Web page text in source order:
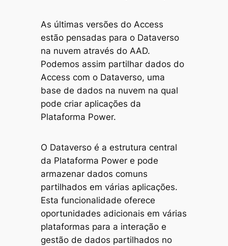
As últimas versões do Access
estão pensadas para o Dataverso
na nuvem através do AAD.
Podemos assim partilhar dados do
Access com o Dataverso, uma
base de dados na nuvem na qual
pode criar aplicações da
Plataforma Power.
O Dataverso é a estrutura central
da Plataforma Power e pode
armazenar dados comuns
partilhados em várias aplicações.
Esta funcionalidade oferece
oportunidades adicionais em várias
plataformas para a interação e
gestão de dados partilhados no